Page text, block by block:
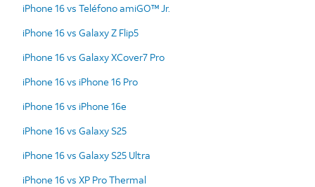
iPhone 16 vs Teléfono amiGO™ Jr.
iPhone 16 vs Galaxy Z Flip5
iPhone 16 vs Galaxy XCover7 Pro
iPhone 16 vs iPhone 16 Pro
iPhone 16 vs iPhone 16e
iPhone 16 vs Galaxy S25
iPhone 16 vs Galaxy S25 Ultra
iPhone 16 vs XP Pro Thermal